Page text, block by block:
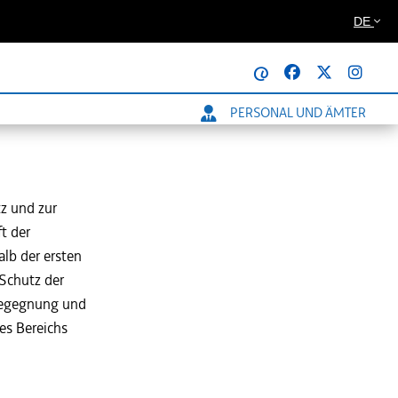
DE
@
PERSONAL UND ÄMTER
und zur
der
der ersten
der
und
Bereichs